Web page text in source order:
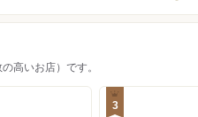
高いお店）です。
3